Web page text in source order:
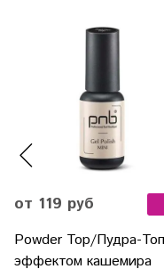
от 119 руб
Powder Top/Пудра-
эффектом кашемира